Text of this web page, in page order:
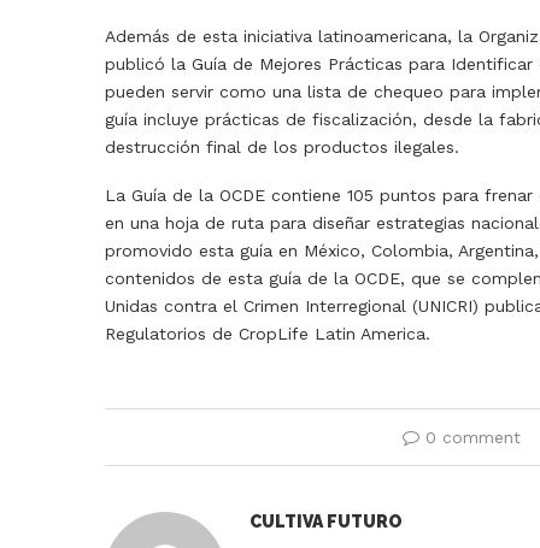
Además de esta iniciativa latinoamericana, la
publicó la Guía de Mejores Prácticas para
pueden servir como una lista de chequeo para
guía incluye prácticas de fiscalización, desde la
destrucción final de los productos ilegales.
La Guía de la OCDE contiene 105 puntos para
en una hoja de ruta para diseñar estrategias
promovido esta guía en México, Colombia,
contenidos de esta guía de la OCDE, que se
Unidas contra el Crimen Interregional (UNICRI)
Regulatorios de CropLife Latin America.
0 comment
CULTIVA FUTURO